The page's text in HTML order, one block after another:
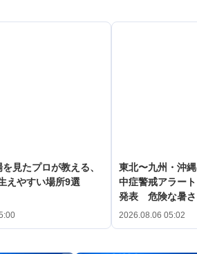
見たプロが教える、
えやすい場所9選
東北〜九州・沖
中症警戒アラー
発表 危険な暑さ
2026.08.06 05:02